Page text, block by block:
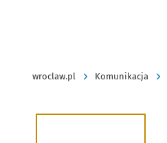
wroclaw.pl Komunikacja